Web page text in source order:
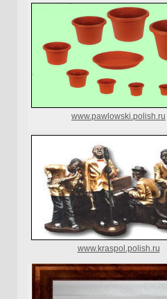
www.pawlowski.polish.ru
www.kraspol.polish.ru